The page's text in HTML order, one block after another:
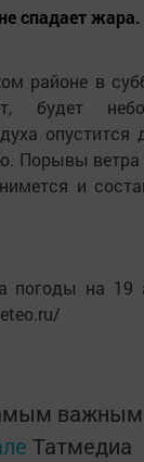
спадает жара.
районе в
будет
опустится
Порывы ветра
и
погоды на 19
Татмедиа